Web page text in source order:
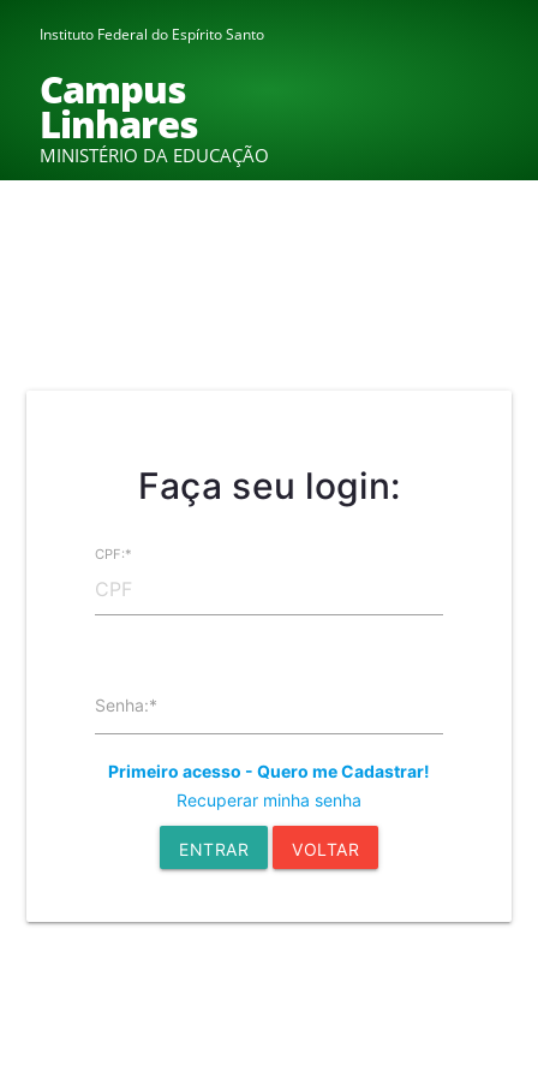
Instituto Federal do Espírito Santo
Campus
Linhares
MINISTÉRIO DA EDUCAÇÃO
Faça seu login:
CPF:*
Senha:*
Primeiro acesso - Quero me Cadastrar!
Recuperar minha senha
ENTRAR VOLTAR